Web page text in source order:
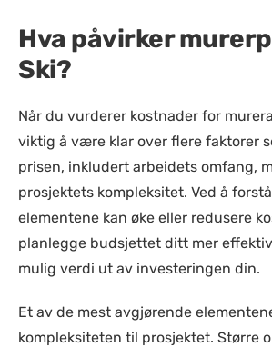
Hva påvirker
Ski?
Når du vurderer kostnader for
viktig å være klar over flere faktorer
prisen, inkludert arbeidets omfang,
prosjektets kompleksitet. Ved å
elementene kan øke eller redusere
planlegge budsjettet ditt mer
mulig verdi ut av investeringen din.
Et av de mest avgjørende
kompleksiteten til prosjektet. Større